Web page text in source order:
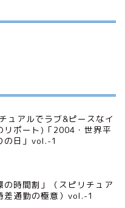
ュアルでラブ&ピースなイ
リポート)「2004・世界平
の日」vol.-1
の時間割」（スピリチュア
差通勤の極意）vol.-1